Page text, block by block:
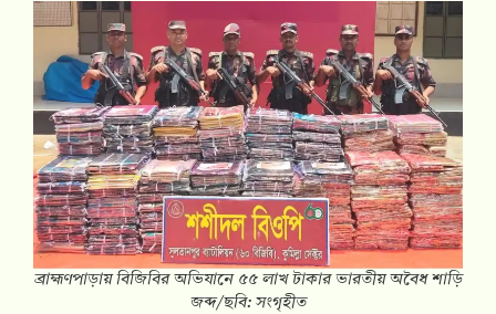
ব্রাহ্মণপাড়ায় বিজিবির অভিযানে ৫৫ লাখ টাকার ভারতীয় অবৈধ শাড়ি
জব্দ/ছবি: সংগৃহীত